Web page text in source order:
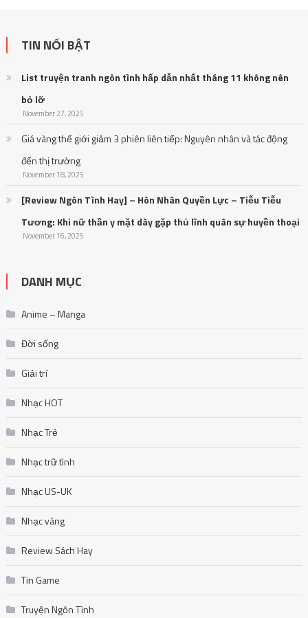
TIN NỔI BẬT
List truyện tranh ngôn tình hấp dẫn nhất tháng 11 không nên
bỏ lỡ
November 27, 2025
Giá vàng thế giới giảm 3 phiên liên tiếp: Nguyên nhân và tác động
đến thị trường
November 18, 2025
[Review Ngôn Tình Hay] – Hôn Nhân Quyền Lực – Tiễu Tiễu
Tương: Khi nữ thần y mặt dày gặp thủ lĩnh quân sự huyền thoại
November 16, 2025
DANH MỤC
Anime – Manga
Đời sống
Giải trí
Nhạc HOT
Nhạc Trẻ
Nhạc trữ tình
Nhạc US-UK
Nhạc vàng
Review Sách Hay
Tin Game
Truyện Ngôn Tình